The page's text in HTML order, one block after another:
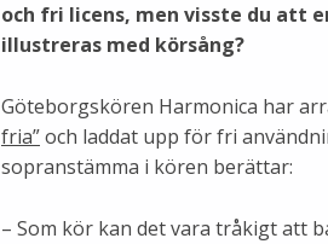
och fri licens, men visste du att
illustreras med körsång?
Göteborgskören Harmonica har
fria”och laddat upp för fri
sopranstämma i kören berättar:
– Som kör kan det vara tråkigt att